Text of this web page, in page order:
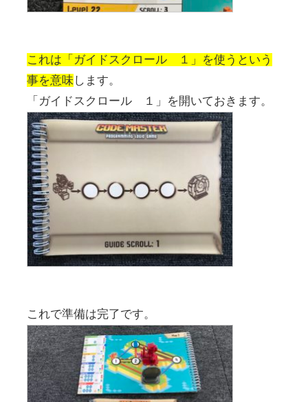
これは「ガイドスクロール １」を使うという
事を意味 します。
「ガイドスクロール １」を開いておきます。
これで準備は完了です。